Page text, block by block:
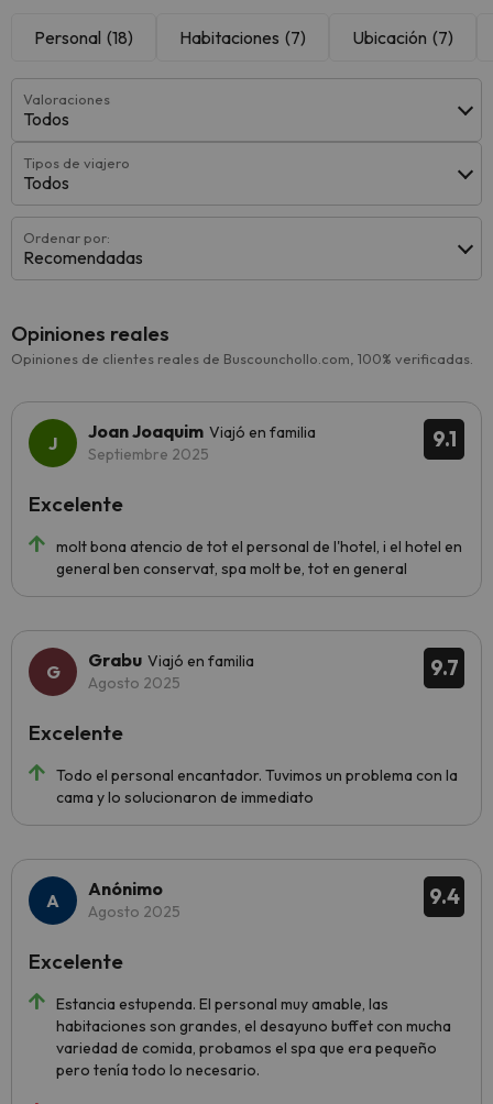
Personal (18) Habitaciones (7) Ubicación (7)
Valoraciones
Todos
Tipos de viajero
Todos
Ordenar por:
Recomendadas
Opiniones reales
Opiniones de clientes reales de Buscounchollo.com, 100% verificadas.
9.1
Joan Joaquim Viajó en familia
Septiembre 2025
molt bona atencio de tot el personal de l'hotel, i el hotel en
general ben conservat, spa molt be, tot en general
Excelente
9.7
Grabu Viajó en familia
Agosto 2025
Todo el personal encantador. Tuvimos un problema con la
cama y lo solucionaron de immediato
Excelente
9.4
Anónimo
Agosto 2025
Estancia estupenda. El personal muy amable, las
habitaciones son grandes, el desayuno buffet con mucha
variedad de comida, probamos el spa que era pequeño
pero tenía todo lo necesario.
Excelente